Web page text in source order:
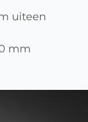
uiteen
mm